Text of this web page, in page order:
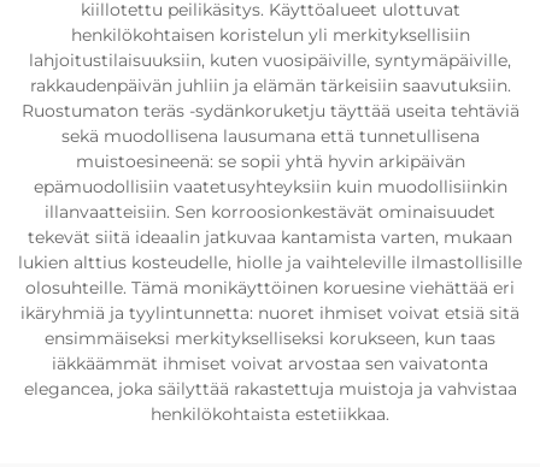
kiillotettu peilikäsitys. Käyttöalueet ulottuvat
henkilökohtaisen koristelun yli merkityksellisiin
lahjoitustilaisuuksiin, kuten vuosipäiville, syntymäpäiville,
rakkaudenpäivän juhliin ja elämän tärkeisiin saavutuksiin.
Ruostumaton teräs -sydänkoruketju täyttää useita tehtäviä
sekä muodollisena lausumana että tunnetullisena
muistoesineenä: se sopii yhtä hyvin arkipäivän
epämuodollisiin vaatetusyhteyksiin kuin muodollisiinkin
illanvaatteisiin. Sen korroosionkestävät ominaisuudet
tekevät siitä ideaalin jatkuvaa kantamista varten, mukaan
lukien alttius kosteudelle, hiolle ja vaihteleville ilmastollisille
olosuhteille. Tämä monikäyttöinen koruesine viehättää eri
ikäryhmiä ja tyylintunnetta: nuoret ihmiset voivat etsiä sitä
ensimmäiseksi merkitykselliseksi korukseen, kun taas
iäkkäämmät ihmiset voivat arvostaa sen vaivatonta
elegancea, joka säilyttää rakastettuja muistoja ja vahvistaa
henkilökohtaista estetiikkaa.